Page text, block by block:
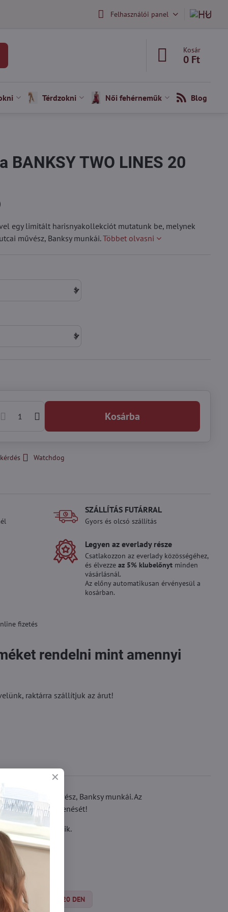
Felhasználói panel
Kosár
0 Ft
Térdzokni Női fehérneműk Blog
BANKSY TWO LINES 20
egy limitált harisnyakollekciót mutatunk be, melynek
művész, Banksy munkái.Többet olvasni
Kosárba
Watchdog
SZÁLLÍTÁS FUTÁRRAL
Gyors és olcsó szállítás
Legyen az everlady része
Csatlakozzon az everlady közösségéhez,
és élvezzeaz 5% klubelőnyt minden
vásárlásnál.
Az előny automatikusan érvényesül a
kosárban.
fizetés
rendelni mint amennyi
raktárra szállítjuk az árut!
utcai művész, Banksy munkái. Az
eredeti megjelenését!
rendelkezik.
Silonky 15-20 DEN